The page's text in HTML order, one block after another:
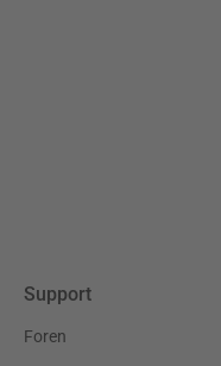
Support
Foren